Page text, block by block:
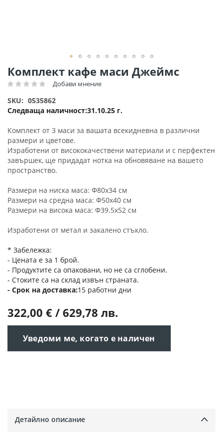
Комплект кафе маси Джеймс
Рейтинг: Добави мнение
SKU
0535862
Следваща наличност 31.10.25 г.
Комплект от 3 маси за вашата всекидневна в различни
размери и цветове.
Изработени от висококачествени материали и с перфектен
завършек, ще придадат нотка на обновяване на вашето
пространство.
Размери на ниска маса: Φ80x34 см
Размери на средна маса: Φ50x40 см
Размери на висока маса: Φ39.5x52 см
Изработени от метал и закалено стъкло.
* Забележка:
- Цената е за 1 брой.
- Продуктите са опаковани, но не са сглобени.
- Стоките са на склад извън страната.
Срок на доставка 15 работни дни
322,00 € / 629,78 лв.
Уведоми ме, когато е наличен
Преминете
към
началото
на
галерия
снимки
Детайлно описание